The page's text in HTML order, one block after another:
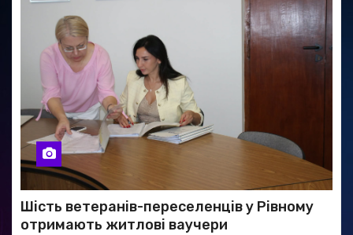
Шість ветеранів-переселенців у Рівному
отримають житлові ваучери